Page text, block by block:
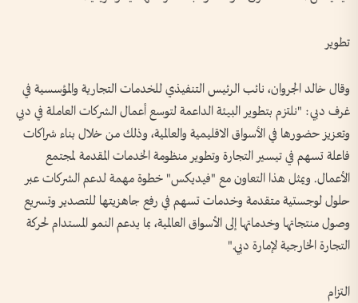
تطوير
وقال خالد الجروان، نائب الرئيس التنفيذي للخدمات التجارية والمؤسسية في
غرف دبي: "نلتزم بتطوير البيئة الداعمة لتوسع أعمال الشركات العاملة في دبي
وتعزيز حضورها في الأسواق الاقليمية والعالمية، وذلك من خلال بناء شراكات
فاعلة تسهم في تيسير التجارة وتطوير منظومة الخدمات المقدمة لمجتمع
الأعمال. ويمثل هذا التعاون مع "فيديكس" خطوة مهمة لدعم الشركات عبر
حلول لوجستية متقدمة وخدمات تسهم في رفع جاهزيتها للتصدير وتسريع
وصول منتجاتها وخدماتها إلى الأسواق العالمية، بما يدعم النمو المستدام لحركة
التجارة الخارجية لإمارة دبي."
التزام